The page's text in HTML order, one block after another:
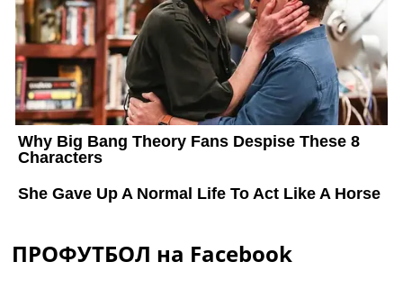
ПРОФУТБОЛ на Facebook